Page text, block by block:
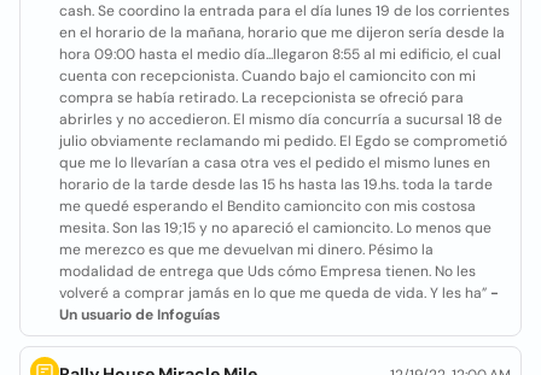
cash. Se coordino la entrada para el día lunes 19 de los corrientes
en el horario de la mañana, horario que me dijeron sería desde la
hora 09:00 hasta el medio día...llegaron 8:55 al mi edificio, el cual
cuenta con recepcionista. Cuando bajo el camioncito con mi
compra se había retirado. La recepcionista se ofreció para
abrirles y no accedieron. El mismo día concurría a sucursal 18 de
julio obviamente reclamando mi pedido. El Egdo se comprometió
que me lo llevarían a casa otra ves el pedido el mismo lunes en
horario de la tarde desde las 15 hs hasta las 19.hs. toda la tarde
me quedé esperando el Bendito camioncito con mis costosa
mesita. Son las 19;15 y no apareció el camioncito. Lo menos que
me merezco es que me devuelvan mi dinero. Pésimo la
modalidad de entrega que Uds cómo Empresa tienen. No les
volveré a comprar jamás en lo que me queda de vida. Y les ha” -
Un usuario de Infoguías